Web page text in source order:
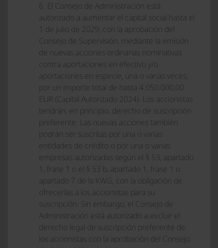
6. El Consejo de Administración está
autorizado a aumentar el capital social hasta el
1 de julio de 2029, con la aprobación del
Consejo de Supervisión, mediante la emisión
de nuevas acciones ordinarias nominativas
contra aportaciones en efectivo y/o
aportaciones en especie, una o varias veces,
por un importe total de hasta 4.050.000,00
EUR (Capital Autorizado 2024). Los accionistas
tendrán, en principio, derecho de suscripción
preferente. Las nuevas acciones también
podrán ser suscritas por una o varias
entidades de crédito o por una o varias
empresas autorizadas según el § 53, apartado
1, frase 1 o el § 53 b, apartado 1, frase 1 o
apartado 7 de la KWG, con la obligación de
ofrecerlas a los accionistas para su
suscripción. Sin embargo, el Consejo de
Administración está autorizado a excluir el
derecho legal de suscripción preferente de
los accionistas con la aprobación del Consejo